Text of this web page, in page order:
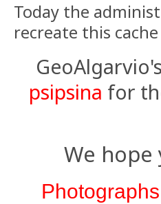
Today the
recreate this
psipsina for
We